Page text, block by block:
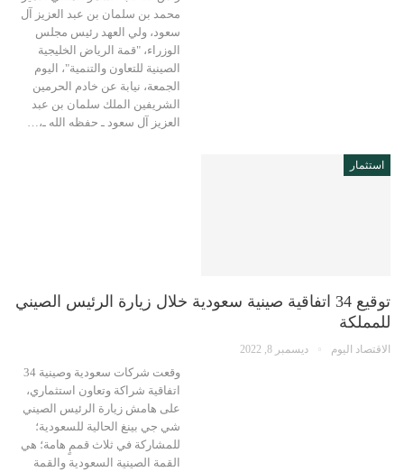
محمد بن سلمان بن عبد العزيز آل
سعود، ولي العهد رئيس مجلس
الوزراء، "قمة الرياض الخليجية
الصينية للتعاون والتنمية"، اليوم
الجمعة، نيابة عن خادم الحرمين
الشريفين الملك سلمان بن عبد
العزيز آل سعود ـ حفظه الله ـ،…
استثمار
توقيع 34 اتفاقية صينية سعودية خلال زيارة الرئيس الصيني
للمملكة
الاقتصاد اليوم ديسمبر 8, 2022
وقعت شركات سعودية وصينية 34
اتفاقية شراكة وتعاون استثماري،
على هامش زيارة الرئيس الصيني
شي جي بينغ الحالية للسعودية؛
للمشاركة في ثلاث قممٍ هامة؛ هي
القمة الصينية السعودية والقمة